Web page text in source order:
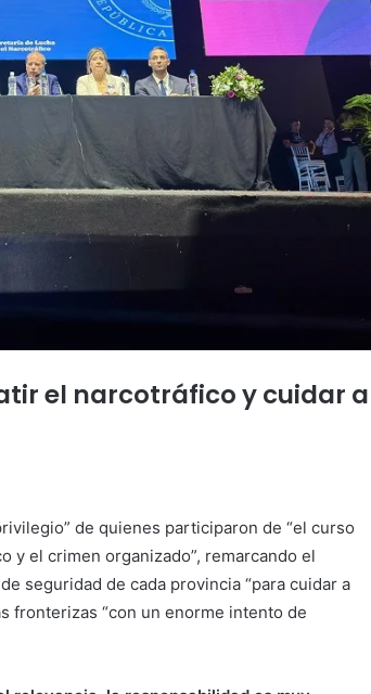
el narcotráfico y cuidar a
de quienes participaron de “el curso
y el crimen organizado”, remarcando el
seguridad de cada provincia “para cuidar a
fronterizas “con un enorme intento de